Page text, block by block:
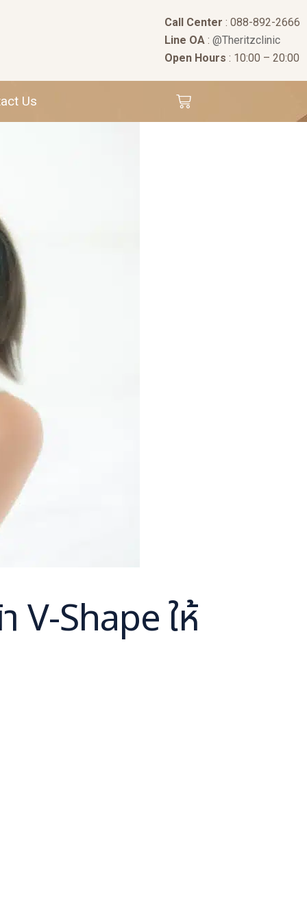
Call Center : 088-892-2666
Line OA: @Theritzclinic
Open Hours : 10:00 – 20:00
Us
V-Shape ให้